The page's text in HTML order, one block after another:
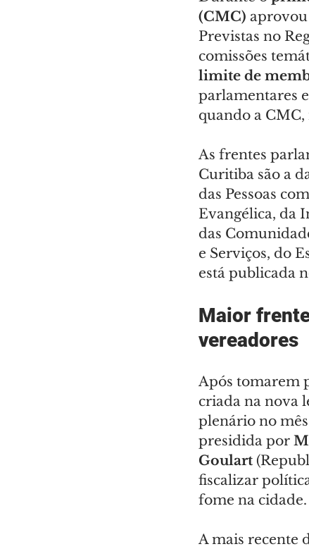
(CMC) aprovou
Previstas no
comissões
limite de
parlamentares
quando a
As frentes
Curitiba são a
das Pessoas
Evangélica, da
das
e Serviços, do
está publicada
Maior
vereadores
Após tomarem
criada na nova
plenário no
presidida por
Goulart
fiscalizar
fome na cidade.
A mais recente